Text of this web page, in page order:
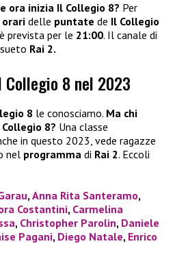
ora inizia Il Collegio 8? Per
orari delle puntate de Il Collegio
prevista per le 21:00. Il canale di
Rai 2.
8 nel 2023
8 le conosciamo. Ma chi
8? Una classe
in questo 2023, vede ragazze
nel programma di Rai 2. Eccoli
,Anna Rita Santeramo,
Costantini, Carmelina
, Christopher Parolin, Daniele
Pagani, Diego Natale, Enrico